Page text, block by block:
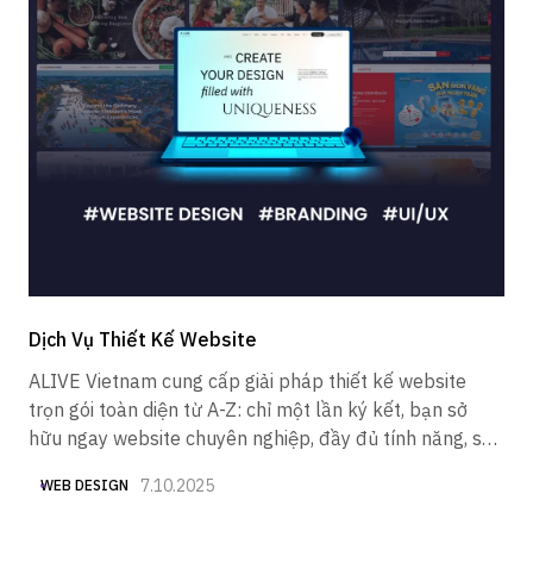
Dịch Vụ Thiết Kế Website
ALIVE Vietnam cung cấp giải pháp thiết kế website
trọn gói toàn diện từ A-Z: chỉ một lần ký kết, bạn sở
hữu ngay website chuyên nghiệp, đầy đủ tính năng, sẵn
WEB DESIGN 7.10.2025